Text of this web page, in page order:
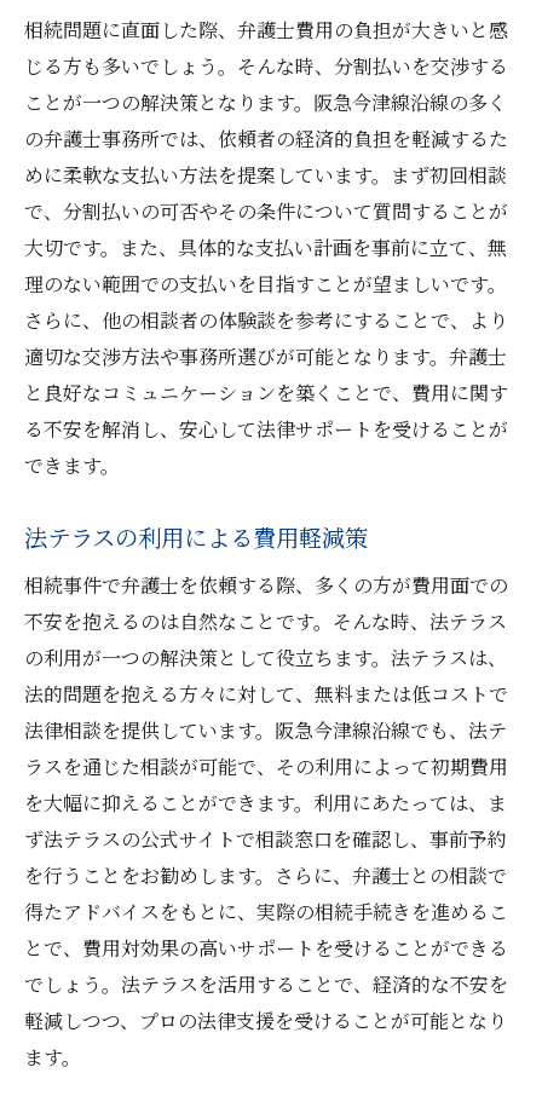
相続問題に直面した際、弁護士費用の負担が大きいと感
じる方も多いでしょう。そんな時、分割払いを交渉する
ことが一つの解決策となります。阪急今津線沿線の多く
の弁護士事務所では、依頼者の経済的負担を軽減するた
めに柔軟な支払い方法を提案しています。まず初回相談
で、分割払いの可否やその条件について質問することが
大切です。また、具体的な支払い計画を事前に立て、無
理のない範囲での支払いを目指すことが望ましいです。
さらに、他の相談者の体験談を参考にすることで、より
適切な交渉方法や事務所選びが可能となります。弁護士
と良好なコミュニケーションを築くことで、費用に関す
る不安を解消し、安心して法律サポートを受けることが
できます。
法テラスの利用による費用軽減策
相続事件で弁護士を依頼する際、多くの方が費用面での
不安を抱えるのは自然なことです。そんな時、法テラス
の利用が一つの解決策として役立ちます。法テラスは、
法的問題を抱える方々に対して、無料または低コストで
法律相談を提供しています。阪急今津線沿線でも、法テ
ラスを通じた相談が可能で、その利用によって初期費用
を大幅に抑えることができます。利用にあたっては、ま
ず法テラスの公式サイトで相談窓口を確認し、事前予約
を行うことをお勧めします。さらに、弁護士との相談で
得たアドバイスをもとに、実際の相続手続きを進めるこ
とで、費用対効果の高いサポートを受けることができる
でしょう。法テラスを活用することで、経済的な不安を
軽減しつつ、プロの法律支援を受けることが可能となり
ます。